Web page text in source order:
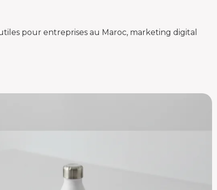
pour entreprises au Maroc, marketing digital